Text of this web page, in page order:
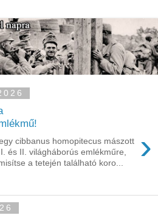
›
cibbanus homopitecus mászott
és II. világháborús emlékműre,
a tetején található koro...